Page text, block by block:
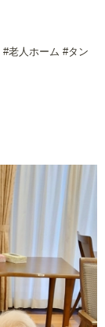
#老人ホーム #タン